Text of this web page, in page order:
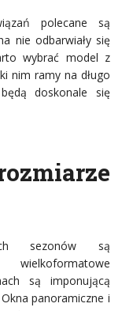
polecane są
nie odbarwiały się
wybrać model z
nim ramy na długo
doskonale się
sezonów są
są imponującą
panoramiczne i